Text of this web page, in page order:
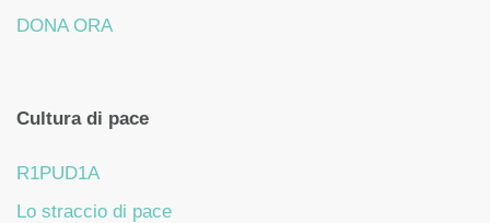
DONA ORA
Cultura di pace
R1PUD1A
Lo straccio di pace